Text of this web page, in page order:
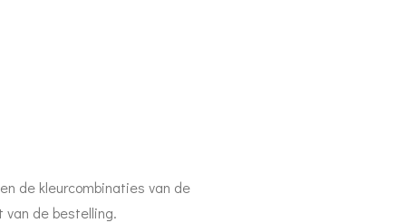
de kleurcombinaties van de
van de bestelling.